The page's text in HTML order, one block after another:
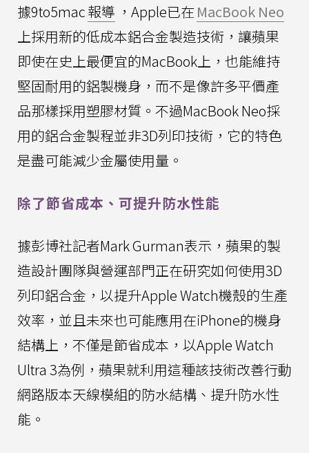
據9to5mac報導 ，Apple已在 MacBook Neo
上採用新的低成本鋁合金製造技術，讓蘋果
即使在史上最便宜的MacBook上，也能維持
堅固耐用的鋁製機身，而不是像許多平價產
品那樣採用塑膠材質。不過MacBook Neo採
用的鋁合金製程並非3D列印技術，它的特色
是盡可能減少金屬使用量。
除了節省成本、可提升防水性能
據彭博社記者Mark Gurman表示，蘋果的製
造設計團隊與營運部門正在研究如何使用3D
列印鋁合金，以提升Apple Watch機殼的生產
效率，並且未來也可能應用在iPhone的機身
結構上，不僅是節省成本，以Apple Watch
Ultra 3為例，蘋果就利用這種該技術改善行動
網路版本天線模組的防水結構、提升防水性
能。